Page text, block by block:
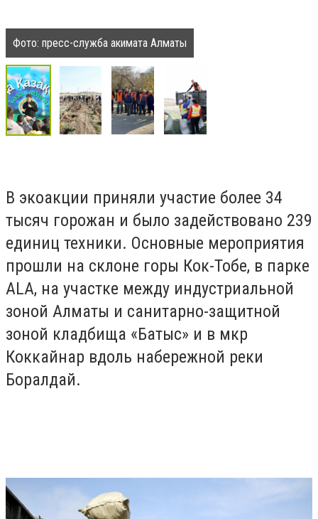
Фото: пресс-служба акимата Алматы
В экоакции приняли участие более 34
тысяч горожан и было задействовано 239
единиц техники. Основные мероприятия
прошли на склоне горы Кок-Тобе, в парке
ALA, на участке между индустриальной
зоной Алматы и санитарно-защитной
зоной кладбища «Батыс» и в мкр
Коккайнар вдоль набережной реки
Боралдай.